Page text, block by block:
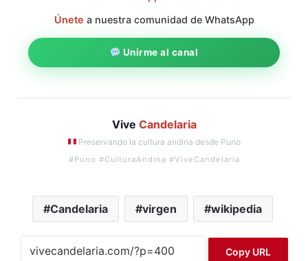
Únete a nuestra comunidad de WhatsApp
Unirme al canal
Vive Candelaria
Preservando la cultura andina desde Puno
#Puno #CulturaAndina #ViveCandelaria
Candelaria virgen wikipedia
Copy URL